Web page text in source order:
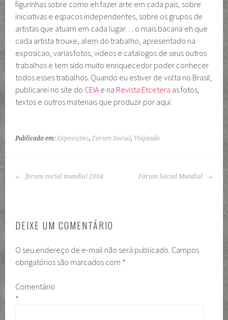
figurinhas sobre como eh fazer arte em cada pais, sobre
iniciativas e espacos independentes, sobre os grupos de
artistas que atuam em cada lugar… o mais bacana eh que
cada artista trouxe, alem do trabalho, apresentado na
exposicao, varias fotos, videos e catalogos de seus outros
trabalhos e tem sido muito enriquecedor poder conhecer
todos esses trabalhos. Quando eu estiver de volta no Brasil,
publicarei no site do CEIAe na Revista Etcetera as fotos,
textos e outros materiais que produzir por aqui.
Publicado em:Exposições,Fórum Social, Viajando
NAVEGAÇÃO
forum social mundial 2004 Fórum Social Mundial
DEIXE UM COMENTÁRIO
O seu endereço de e-mail não será publicado. Campos
obrigatórios são marcados com *
Comentário
*